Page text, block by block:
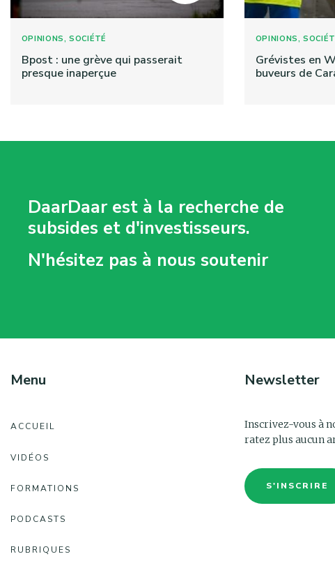
OPINIONS,SOCIÉTÉ
Bpost : une grève qui passerait
presque inaperçue
OPINIONS,
Grévistes en
buveurs de
DaarDaar est à la recherche de
subsides et d'investisseurs.
N'hésitez pas à nous soutenir
Menu
ACCUEIL
VIDÉOS
FORMATIONS
PODCASTS
RUBRIQUES
Newsletter
Inscrivez-vous à
ratez plus aucun
S'INSCRIRE